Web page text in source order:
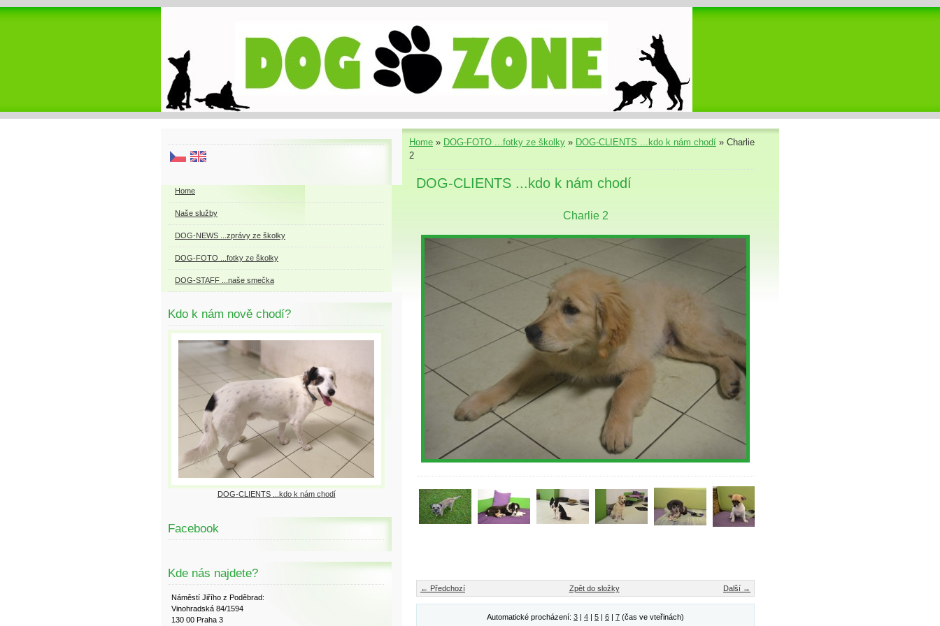
Home » DOG-FOTO ...fotky ze školky » DOG-CLIENTS ...kdo k nám chodí » Charlie
2
DOG-CLIENTS ...kdo k nám chodí
Charlie 2
← Předchozí Další →
Zpět do složky
Automatické procházení: 3 | 4 | 5 | 6 | 7 (čas ve vteřinách)
Home
Naše služby
DOG-NEWS ...zprávy ze školky
DOG-FOTO ...fotky ze školky
DOG-STAFF ...naše smečka
Kdo k nám nově chodí?
DOG-CLIENTS ...kdo k nám chodí
Facebook
Kde nás najdete?
Náměstí Jiřího z Poděbrad:
Vinohradská 84/1594
130 00 Praha 3